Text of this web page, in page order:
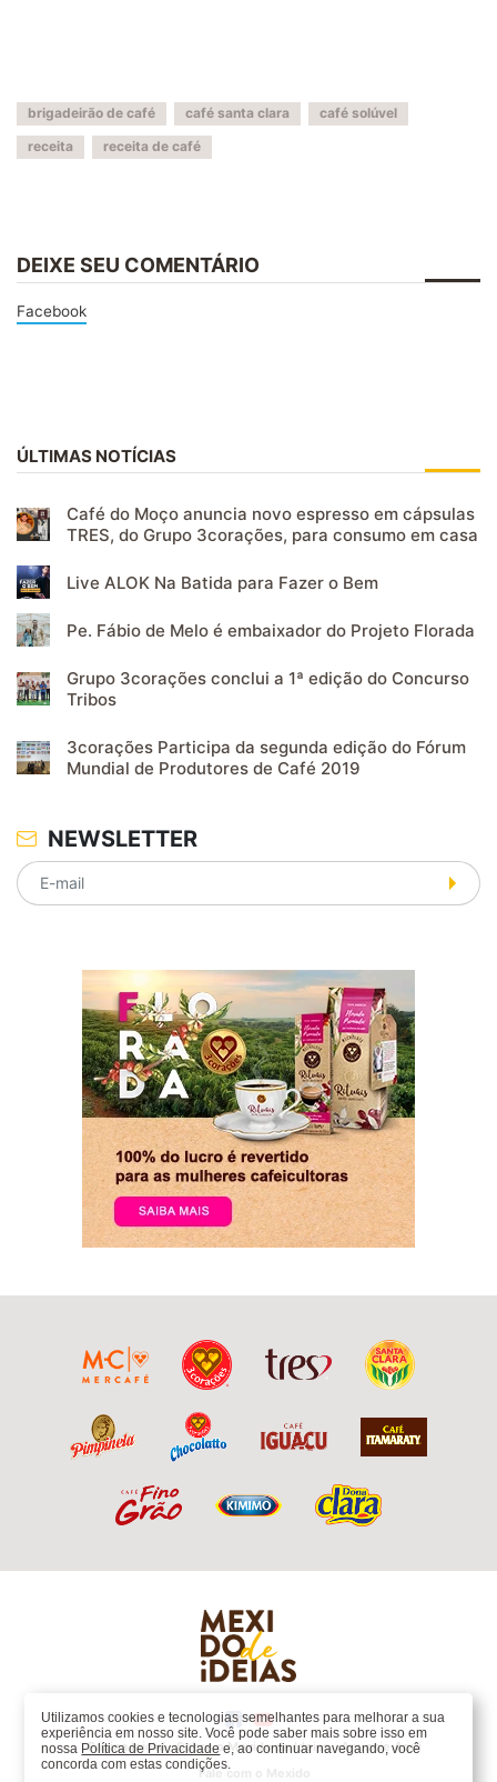
Utilizamos cookies e tecnologias semelhantes para melhorar a sua
experiência em nosso site. Você pode saber mais sobre isso em
nossa Política de Privacidade e, ao continuar navegando, você
concorda com estas condições.
brigadeirão de café café santa clara
café solúvel
receita
receita de café
DEIXE SEU COMENTÁRIO
Facebook
ÚLTIMAS NOTÍCIAS
Café do Moço anuncia novo espresso em cápsulas
TRES, do Grupo 3corações, para consumo em casa
Live ALOK Na Batida para Fazer o Bem
Pe. Fábio de Melo é embaixador do Projeto Florada
Grupo 3corações conclui a 1ª edição do Concurso
Tribos
3corações Participa da segunda edição do Fórum
Mundial de Produtores de Café 2019
NEWSLETTER
Página Inicial Sobre o Mexido de Ideias
Anuncie Aqui
Fale com o Mexido